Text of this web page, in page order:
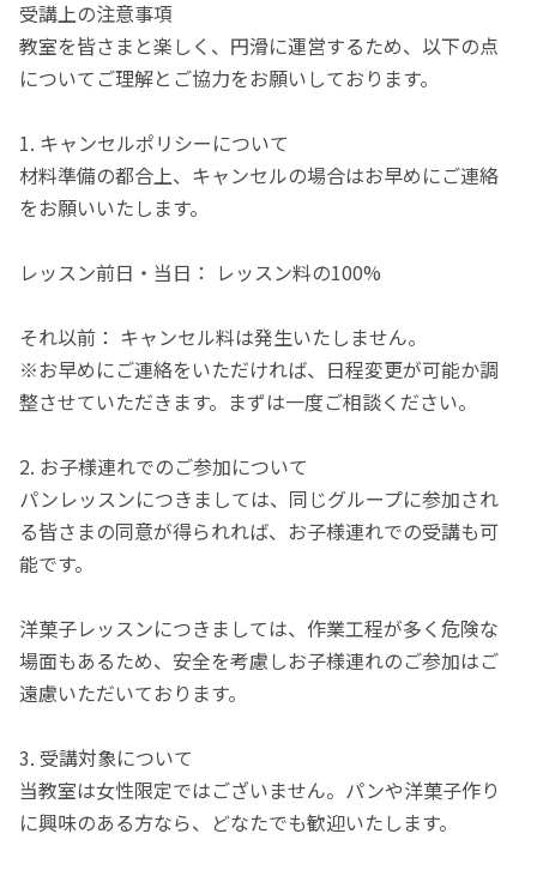
受講上の注意事項
教室を皆さまと楽しく、円滑に運営するため、以下の点
についてご理解とご協力をお願いしております。
1. キャンセルポリシーについて
材料準備の都合上、キャンセルの場合はお早めにご連絡
をお願いいたします。
レッスン前日・当日： レッスン料の100%
それ以前： キャンセル料は発生いたしません。
※お早めにご連絡をいただければ、日程変更が可能か調
整させていただきます。まずは一度ご相談ください。
2. お子様連れでのご参加について
パンレッスンにつきましては、同じグループに参加され
る皆さまの同意が得られれば、お子様連れでの受講も可
能です。
洋菓子レッスンにつきましては、作業工程が多く危険な
場面もあるため、安全を考慮しお子様連れのご参加はご
遠慮いただいております。
3. 受講対象について
当教室は女性限定ではございません。パンや洋菓子作り
に興味のある方なら、どなたでも歓迎いたします。